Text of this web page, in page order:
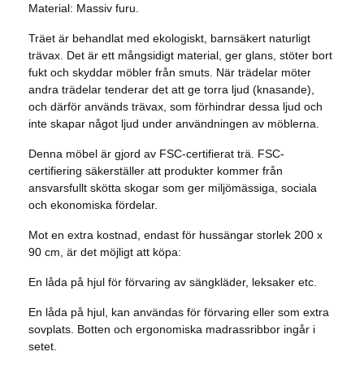
Material: Massiv furu.
Träet är behandlat med ekologiskt, barnsäkert naturligt
trävax. Det är ett mångsidigt material, ger glans, stöter bort
fukt och skyddar möbler från smuts. När trädelar möter
andra trädelar tenderar det att ge torra ljud (knasande),
och därför används trävax, som förhindrar dessa ljud och
inte skapar något ljud under användningen av möblerna.
Denna möbel är gjord av FSC-certifierat trä. FSC-
certifiering säkerställer att produkter kommer från
ansvarsfullt skötta skogar som ger miljömässiga, sociala
och ekonomiska fördelar.
Mot en extra kostnad, endast för hussängar storlek 200 x
90 cm, är det möjligt att köpa:
En låda på hjul för förvaring av sängkläder, leksaker etc.
En låda på hjul, kan användas för förvaring eller som extra
sovplats. Botten och ergonomiska madrassribbor ingår i
setet.